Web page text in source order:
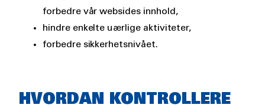
forbedre vår websides innhold,
hindre enkelte uærlige aktiviteter,
forbedre sikkerhetsnivået.
HVORDAN KONTROLLERE